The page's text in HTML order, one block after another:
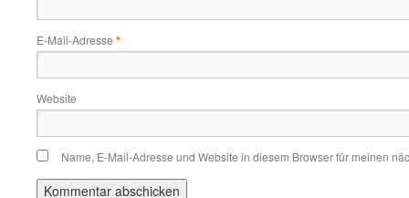
E-Mail-Adresse *
Website
Name, E-Mail-Adresse und Website in diesem Browser für meinen